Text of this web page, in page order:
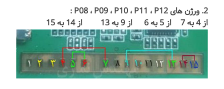
2. ورژن های P08 ، P09 ، P10 ، P11 ، P12 :
از 4 به 7 از 5 به 6 از 9 به 13 از 14 به 15